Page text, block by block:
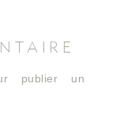
publier un